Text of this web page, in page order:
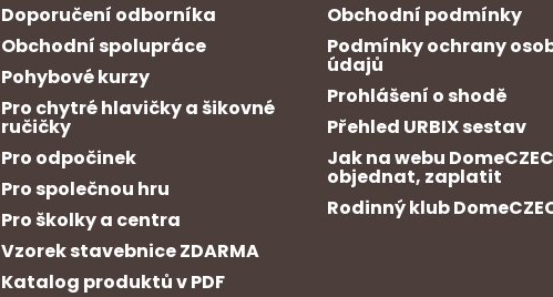
Doporučení odborníka
Obchodní spolupráce
Pohybové kurzy
Pro chytré hlavičky a šikovné
ručičky
Pro odpočinek
Pro společnou hru
Pro školky a centra
Vzorek stavebnice ZDARMA
Katalog produktů v PDF
Obchodní podmínky
Podmínky ochrany
údajů
Prohlášení o shodě
Přehled URBIX sestav
Jak na webu
objednat, zaplatit
Rodinný klub